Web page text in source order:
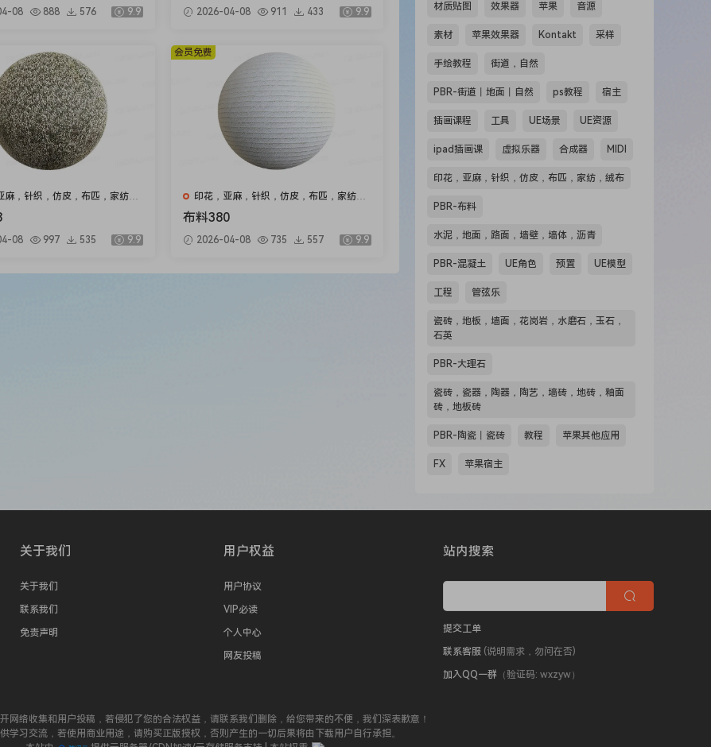
08 888 576 9.9 2026-04-08 911 433 9.9
麻，针织，仿皮，布匹，家纺，
08 997 535 9.9
印花，亚麻，针织，仿皮，布匹，家纺，
绒布
布料380
2026-04-08 735 557 9.9
会员免费
材质贴图 效果器 苹果 音源
素材 苹果效果器 Kontakt 采样
手绘教程 街道，自然
PBR-街道丨地面丨自然 ps教程 宿主
插画课程 工具 UE场景 UE资源
ipad插画课 虚拟乐器 合成器 MIDI
印花，亚麻，针织，仿皮，布匹，家纺，绒布
PBR-布料
水泥，地面，路面，墙壁，墙体，沥青
PBR-混凝土 UE角色 预置 UE模型
工程 管弦乐
瓷砖，地板，墙面，花岗岩，水磨石，玉石，
石英
PBR-大理石
瓷砖，瓷器，陶器，陶艺，墙砖，地砖，釉面
砖，地板砖
PBR-陶瓷丨瓷砖 教程 苹果其他应用
FX 苹果宿主
关于我们
关于我们
联系我们
免责声明
用户权益
用户协议
VIP必读
个人中心
网友投稿
站内搜索
提交工单
联系客服 (说明需求，勿问在否)
加入QQ一群（验证码: wxzyw）
网络收集和用户投稿，若侵犯了您的合法权益，请联系我们删除，给您带来的不便，我们深表歉意！
学习交流，若使用商业用途，请购买正版授权，否则产生的一切后果将由下载用户自行承担。